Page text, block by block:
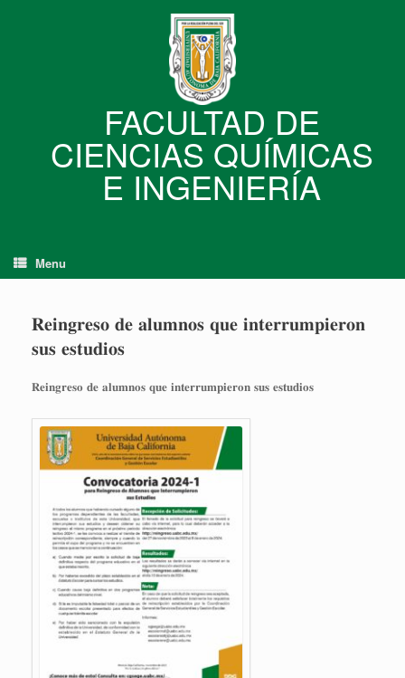
FACULTAD DE
CIENCIAS QUÍMICAS
E INGENIERÍA
Menu
𝐑𝐞𝐢𝐧𝐠𝐫𝐞𝐬𝐨 𝐝𝐞 𝐚𝐥𝐮𝐦𝐧𝐨𝐬 𝐪𝐮𝐞 𝐢𝐧𝐭𝐞𝐫𝐫𝐮𝐦𝐩𝐢𝐞𝐫𝐨𝐧
𝐬𝐮𝐬 𝐞𝐬𝐭𝐮𝐝𝐢𝐨𝐬
𝐑𝐞𝐢𝐧𝐠𝐫𝐞𝐬𝐨 𝐝𝐞 𝐚𝐥𝐮𝐦𝐧𝐨𝐬 𝐪𝐮𝐞 𝐢𝐧𝐭𝐞𝐫𝐫𝐮𝐦𝐩𝐢𝐞𝐫𝐨𝐧 𝐬𝐮𝐬 𝐞𝐬𝐭𝐮𝐝𝐢𝐨𝐬